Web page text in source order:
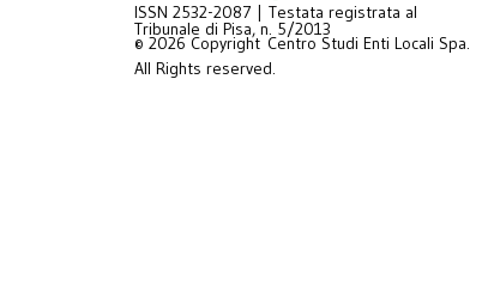
ISSN 2532-2087 | Testata registrata al
Tribunale di Pisa, n. 5/2013
© 2026 Copyright Centro Studi Enti Locali Spa.
All Rights reserved.